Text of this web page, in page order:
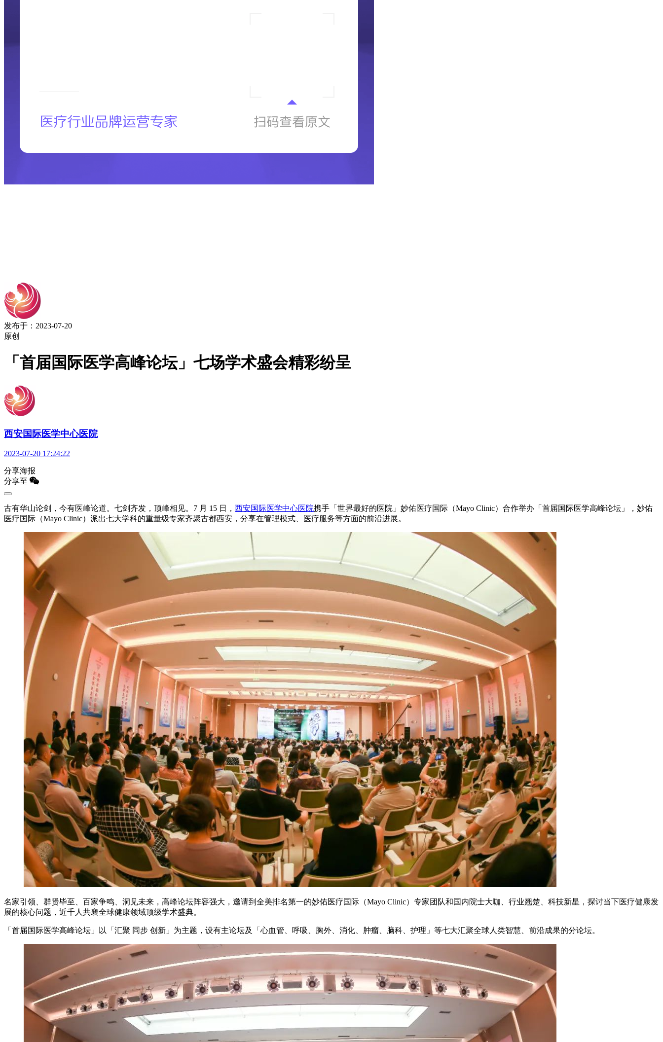
发布于：2023-07-20
原创
「首届国际医学高峰论坛」七场学术盛会精彩纷呈
西安国际医学中心医院
2023-07-20 17:24:22
分享海报
分享至
古有华山论剑，今有医峰论道。七剑齐发，顶峰相见。7 月 15 日， 西安国际医学中心医院携手「世界最好的医院」妙佑医疗国际（Mayo Clinic）合作举办「首届国际医学高峰论坛」，妙佑
医疗国际（Mayo Clinic）派出七大学科的重量级专家齐聚古都西安，分享在管理模式、医疗服务等方面的前沿进展。
名家引领、群贤毕至、百家争鸣、洞见未来，高峰论坛阵容强大，邀请到全美排名第一的妙佑医疗国际（Mayo Clinic）专家团队和国内院士大咖、行业翘楚、科技新星，探讨当下医疗健康发
展的核心问题，近千人共襄全球健康领域顶级学术盛典。
「首届国际医学高峰论坛」以「汇聚 同步 创新」为主题，设有主论坛及「心血管、呼吸、胸外、消化、肿瘤、脑科、护理」等七大汇聚全球人类智慧、前沿成果的分论坛。